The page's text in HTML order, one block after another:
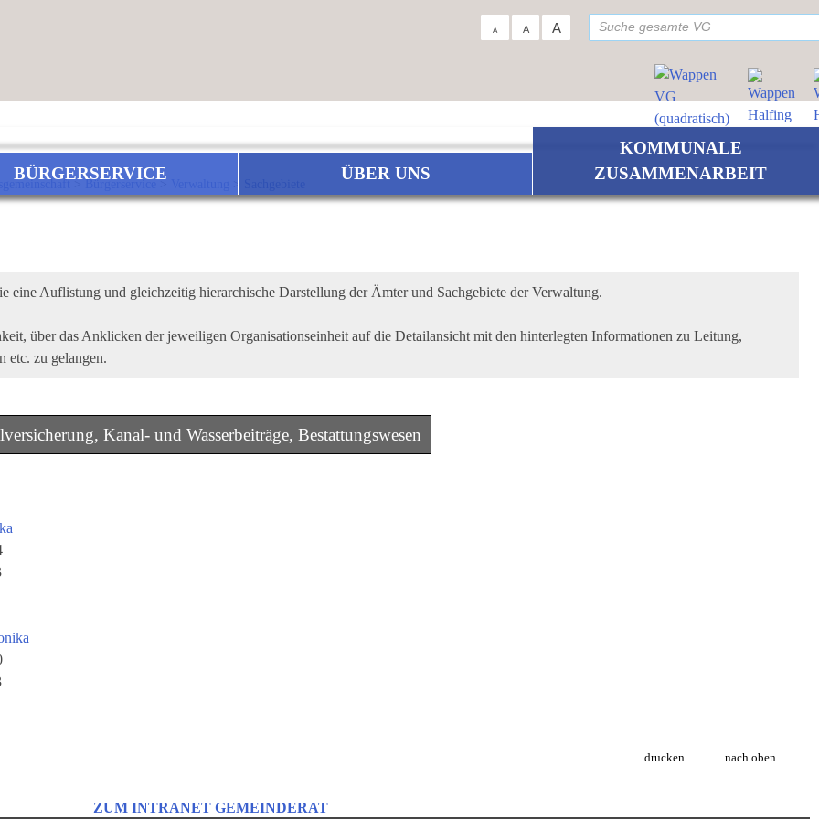
A A A
BÜRGERSERVICE ÜBER UNS
KOMMUNALE
ZUSAMMENARBEIT
>Bürgerservice>
eine Auflistung und gleichzeitig hierarchische Darstellung der Ämter und Sachgebiete der Verwaltung.
über das Anklicken der jeweiligen Organisationseinheit auf die Detailansicht mit den hinterlegten Informationen zu Leitung,
etc. zu gelangen.
Kanal- und Wasserbeiträge, Bestattungswesen
drucken nach oben
ZUM INTRANET GEMEINDERAT